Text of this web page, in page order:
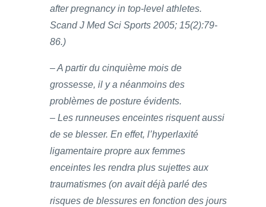
after pregnancy in top-level athletes.
Scand J Med Sci Sports 2005; 15(2):79-
86.)
– A partir du cinquième mois de
grossesse, il y a néanmoins des
problèmes de posture évidents.
– Les runneuses enceintes risquent aussi
de se blesser. En effet, l’hyperlaxité
ligamentaire propre aux femmes
enceintes les rendra plus sujettes aux
traumatismes (on avait déjà parlé des
risques de blessures en fonction des jours